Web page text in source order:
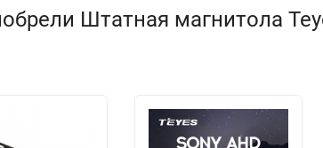
Штатная магнитола